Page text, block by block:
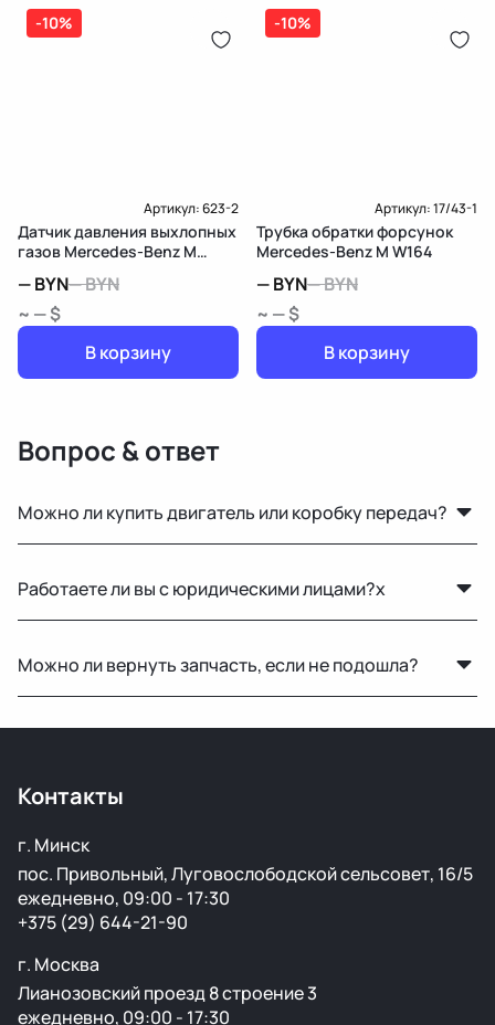
-10%
Артикул:623-2
Датчик давления выхлопных
газов Mercedes-Benz M
—BYN—BYN
~ — $
В корзину
-10%
Артикул:17/43-1
Трубка обратки форсунок
Mercedes-Benz M W164
—BYN—BYN
~ — $
В корзину
Вопрос & ответ
Можно ли купить двигатель или коробку передач?
рабочем состоянии с гарантией на проверку.
Работаете ли вы с юридическими лицами?x
работаем по безналичному расчёту.
Можно ли вернуть запчасть, если не подошла?
Контакты
г. Минск
пос. Привольный, Луговослободской сельсовет, 16/5
ежедневно, 09:00 - 17:30
+375 (29) 644-21-90
г. Москва
Лианозовский проезд 8 строение 3
ежедневно, 09:00 - 17:30